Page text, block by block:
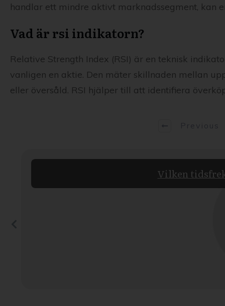
handlar ett mindre aktivt marknadssegment, kan
Vad är rsi indikatorn?
Relative Strength Index (RSI) är en teknisk
vanligen en aktie. Den mäter skillnaden mellan
eller översåld. RSI hjälper till att identifiera
Vilken